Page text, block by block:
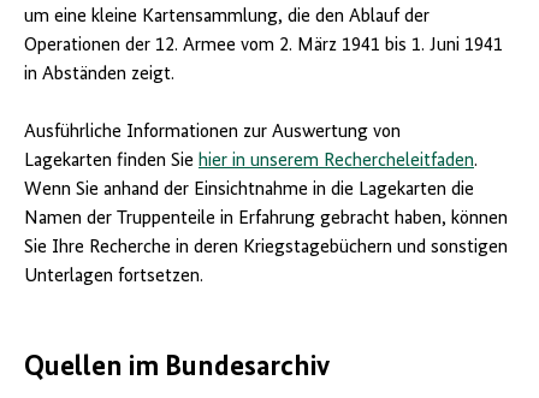
um eine kleine Kartensammlung, die den Ablauf der
Operationen der 12. Armee vom 2. März 1941 bis 1. Juni 1941
in Abständen zeigt.
Ausführliche Informationen zur Auswertung von
Lagekarten finden Sie hier in unserem Rechercheleitfaden.
Wenn Sie anhand der Einsichtnahme in die Lagekarten die
Namen der Truppenteile in Erfahrung gebracht haben, können
Sie Ihre Recherche in deren Kriegstagebüchern und sonstigen
Unterlagen fortsetzen.
Quellen im Bundesarchiv